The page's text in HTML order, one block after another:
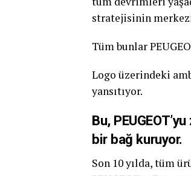
stratejisinin
Tüm bunlar
Logo üzerindeki
yansıtıyor.
Bu,
bir bağ kuruyor.
Son 10 yılda, tüm